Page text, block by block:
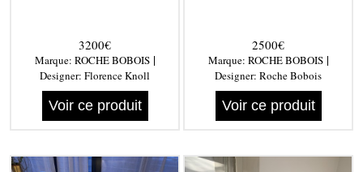
3200€
Marque: ROCHE BOBOIS|
Designer: Florence Knoll
Voir ce produit
2500€
Marque: ROCHE BOBOIS|
Designer: Roche Bobois
Voir ce produit